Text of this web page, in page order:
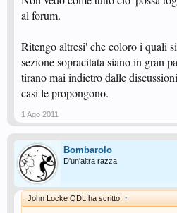
al forum.
Ritengo altresi' che coloro i quali
sezione sopracitata siano in gran
tirano mai indietro dalle
casi le propongono.
1 Ago 2011
Bombarolo
D'un'altra razza
John Locke QDL ha scritto: ↑